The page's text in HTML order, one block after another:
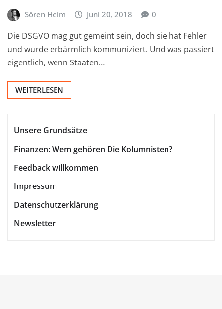
Sören Heim Juni 20, 2018 0
Die DSGVO mag gut gemeint sein, doch sie hat Fehler
und wurde erbärmlich kommuniziert. Und was passiert
eigentlich, wenn Staaten…
WEITERLESEN
Unsere Grundsätze
Finanzen: Wem gehören Die Kolumnisten?
Feedback willkommen
Impressum
Datenschutzerklärung
Newsletter